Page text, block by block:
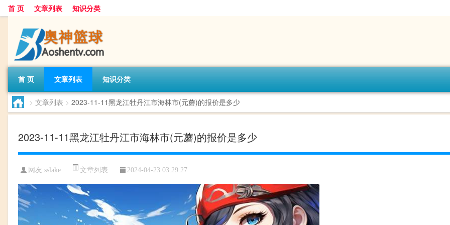
首 页 文章列表 知识分类
首 页 文章列表 知识分类
> 文章列表 > 2023-11-11黑龙江牡丹江市海林市(元蘑)的报价是多少
2023-11-11黑龙江牡丹江市海林市(元蘑)的报价是多少
网友:sslake 文章列表 2024-04-23 03:29:27